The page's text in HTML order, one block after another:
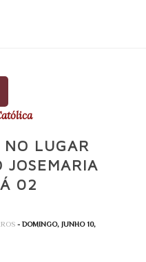
LUGAR
JOSEMARIA
02
- DOMINGO, JUNHO 10,